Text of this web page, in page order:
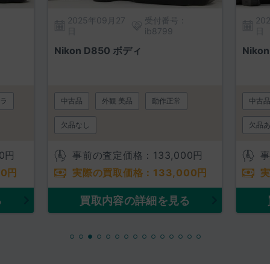
円
円
2025年09月27
日
受付番号：
ib8799
Nikon D850 ボディ
中古品 外観 美品 動作正常
欠品なし
事前の査定価格： 133,000円
実際の買取価格： 133,000 円
買取内容の詳細を見る
日
中古品
欠品